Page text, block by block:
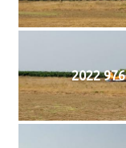
2022 976